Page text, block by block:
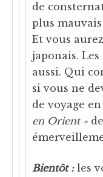
de
plus
Et vous
japonais.
aussi. Qui
si vous ne
de voyage
en Orient »
Bientôt :les